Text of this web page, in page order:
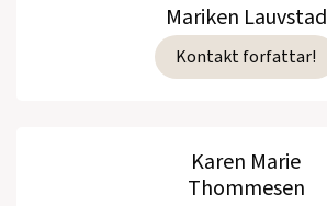
Mariken Lauvstad
Kontakt forfattar!
Karen Marie
Thommesen